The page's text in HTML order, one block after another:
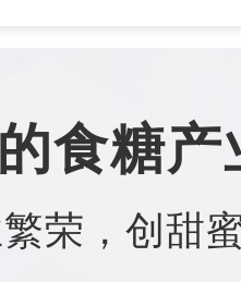
食糖
荣，创甜